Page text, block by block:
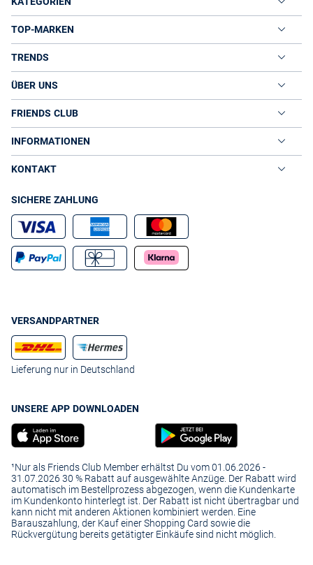
TOP-MARKEN
TRENDS
ÜBER UNS
FRIENDS CLUB
INFORMATIONEN
KONTAKT
SICHERE ZAHLUNG
VERSANDPARTNER
Lieferung nur in Deutschland
UNSERE APP DOWNLOADEN
¹Nur als Friends Club Member erhältst Du vom 01.06.2026 -
31.07.2026 30 % Rabatt auf ausgewählte Anzüge. Der Rabatt wird
automatisch im Bestellprozess abgezogen, wenn die Kundenkarte
im Kundenkonto hinterlegt ist. Der Rabatt ist nicht übertragbar und
kann nicht mit anderen Aktionen kombiniert werden. Eine
Barauszahlung, der Kauf einer Shopping Card sowie die
Rückvergütung bereits getätigter Einkäufe sind nicht möglich.